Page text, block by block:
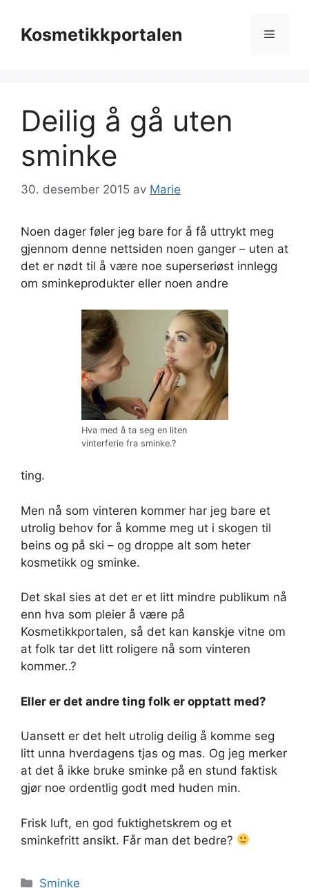
innholdKosmetikkportalen Meny
Deilig å gå uten
sminke
30. desember 2015 av Marie
Noen dager føler jeg bare for å få uttrykt meg
gjennom denne nettsiden noen ganger – uten at
det er nødt til å være noe superseriøst innlegg
om sminkeprodukter eller noen andre
Hva med å ta seg en liten
vinterferie fra sminke.?
ting.
Men nå som vinteren kommer har jeg bare et
utrolig behov for å komme meg ut i skogen til
beins og på ski – og droppe alt som heter
kosmetikk og sminke.
Det skal sies at det er et litt mindre publikum nå
enn hva som pleier å være på
Kosmetikkportalen, så det kan kanskje vitne om
at folk tar det litt roligere nå som vinteren
kommer..?
Eller er det andre ting folk er opptatt med?
Uansett er det helt utrolig deilig å komme seg
litt unna hverdagens tjas og mas. Og jeg merker
at det å ikke bruke sminke på en stund faktisk
gjør noe ordentlig godt med huden min.
Frisk luft, en god fuktighetskrem og et
sminkefritt ansikt. Får man det bedre?
Kategorier
Sminke